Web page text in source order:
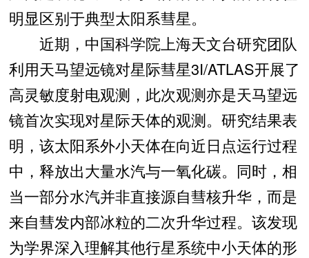
明显区别于典型太阳系彗星。
近期，中国科学院上海天文台研究团队
利用天马望远镜对星际彗星3I/ATLAS开展了
高灵敏度射电观测，此次观测亦是天马望远
镜首次实现对星际天体的观测。研究结果表
明，该太阳系外小天体在向近日点运行过程
中，释放出大量水汽与一氧化碳。同时，相
当一部分水汽并非直接源自彗核升华，而是
来自彗发内部冰粒的二次升华过程。该发现
为学界深入理解其他行星系统中小天体的形